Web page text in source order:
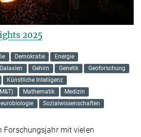
2025
Demokratie
Energie
Galaxien Gehirn Genetik
Geoforschung
Künstliche Intelligenz
Mathematik
Medizin
Sozialwissenschaften
Forschungsjahr mit vielen